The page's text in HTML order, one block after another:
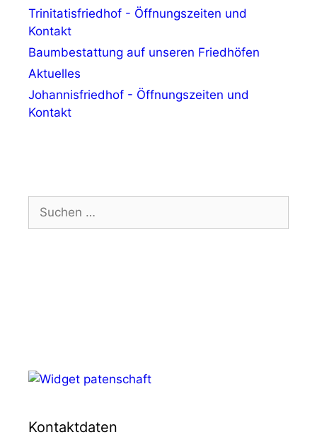
Trinitatisfriedhof - Öffnungszeiten und
Kontakt
Baumbestattung auf unseren Friedhöfen
Aktuelles
Johannisfriedhof - Öffnungszeiten und
Kontakt
nach:
Kontaktdaten